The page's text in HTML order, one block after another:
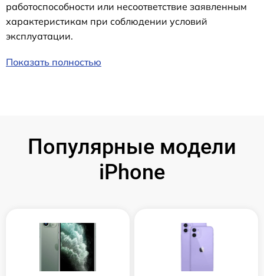
работоспособности или несоответствие заявленным
характеристикам при соблюдении условий
эксплуатации.
Показать полностью
Популярные модели
iPhone